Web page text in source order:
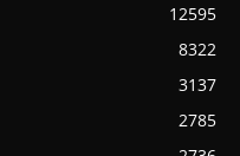
12595
8322
3137
2785